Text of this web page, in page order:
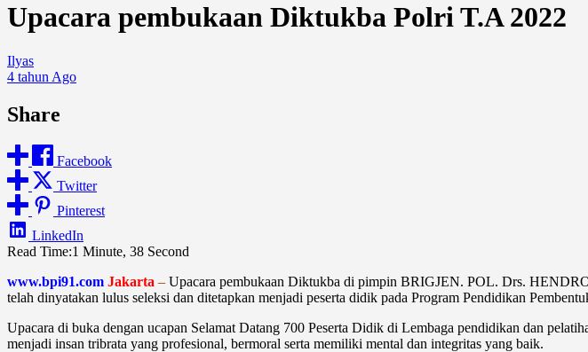
Upacara pembukaan Diktukba Polri T.A 2022
Ilyas
4 tahun Ago
Share
Facebook
Twitter
Pinterest
LinkedIn
Read Time:1 Minute, 38 Second
www.bpi91.com Jakarta – Upacara pembukaan Diktukba di pimpin BRIGJEN. POL. Drs.
telah dinyatakan lulus seleksi dan ditetapkan menjadi peserta didik pada Program Pendidikan
Upacara di buka dengan ucapan Selamat Datang 700 Peserta Didik di Lembaga pendidikan dan
menjadi insan tribrata yang profesional, bermoral serta memiliki mental dan integritas yang baik.